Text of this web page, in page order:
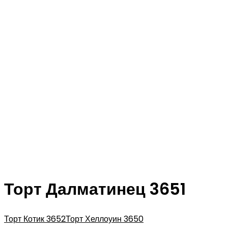
Торт Далматинец 3651
Торт Котик 3652Торт Хеллоуин 3650